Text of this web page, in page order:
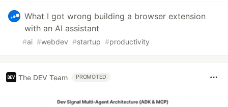
What I got wrong building a browser extension
with an AI assistant
#ai #webdev #startup #productivity
The DEV Team PROMOTED